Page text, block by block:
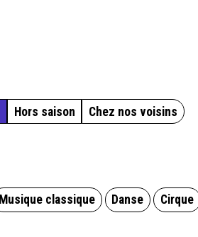
Hors saison Chez nos voisins
Musique classique Danse Cirque